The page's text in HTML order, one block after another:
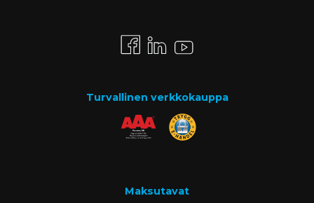
Turvallinen verkkokauppa
Maksutavat